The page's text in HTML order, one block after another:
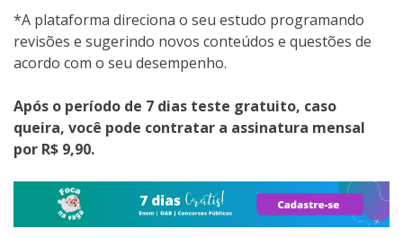
*A plataforma direciona o seu estudo programando
revisões e sugerindo novos conteúdos e questões de
acordo com o seu desempenho.
Após o período de 7 dias teste gratuito, caso
queira, você pode contratar a assinatura mensal
por R$ 9,90.